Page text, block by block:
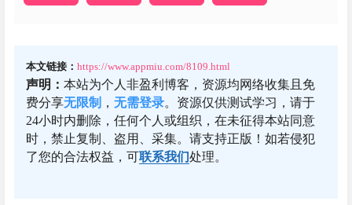
本文链接： https://www.appmiu.com/8109.html
声明： 本站为个人非盈利博客，资源均网络收集且免
费分享无限制 ， 无需登录。资源仅供测试学习，请于
24小时内删除，任何个人或组织，在未征得本站同意
时，禁止复制、盗用、采集。请支持正版！如若侵犯
了您的合法权益，可联系我们处理。